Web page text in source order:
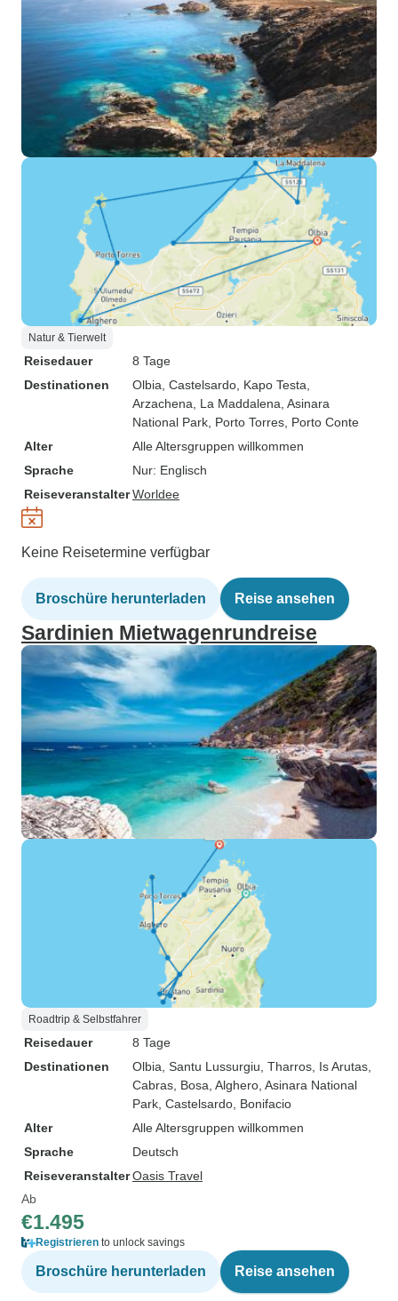
Natur & Tierwelt
Reisedauer
8 Tage
Destinationen
Olbia , Castelsardo , Kapo Testa
Arzachena , La Maddalena , Asinara
National Park , Porto Torres , Porto Conte
Alter
Alle Altersgruppen willkommen
Sprache
Nur: Englisch
ReiseveranstalterWorldee
Keine Reisetermine verfügbar
Broschüre herunterladen Reise ansehen
Sardinien Mietwagenrundreise
Roadtrip & Selbstfahrer
Reisedauer
8 Tage
Destinationen
Olbia , Santu Lussurgiu , Tharros , Is Arutas
Cabras , Bosa , Alghero , Asinara National
Park , Castelsardo , Bonifacio
Alter
Alle Altersgruppen willkommen
Sprache
Deutsch
ReiseveranstalterOasis Travel
Ab
€1.495
Registrieren to unlock savings
Broschüre herunterladen Reise ansehen